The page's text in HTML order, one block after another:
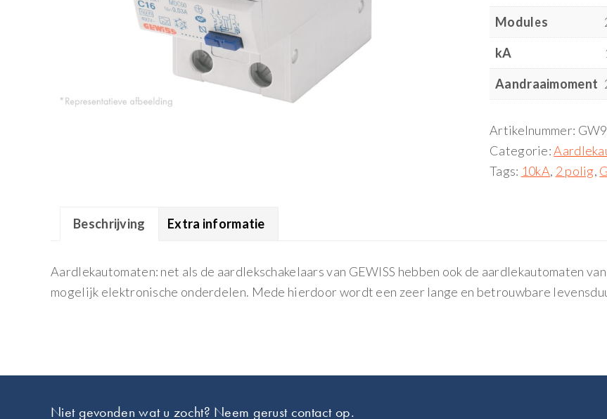
Modules
kA
Aandraaimoment
Artikelnummer:
Categorie:
Tags: 10kA, 2 polig,
Beschrijving Extra informatie
Aardlekautomaten: net als de aardlekschakelaars van GEWISS hebben ook de aardlekautomaten
mogelijk elektronische onderdelen. Mede hierdoor wordt een zeer lange en betrouwbare
Niet gevonden wat u zocht? Neem gerust contact op.